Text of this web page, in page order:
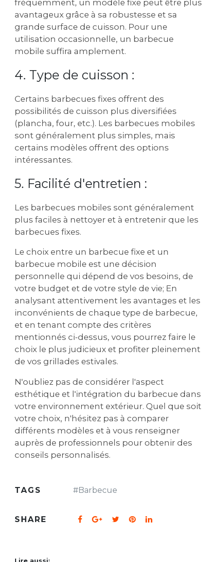
fréquemment, un modèle fixe peut être plus
avantageux grâce à sa robustesse et sa
grande surface de cuisson. Pour une
utilisation occasionnelle, un barbecue
mobile suffira amplement.
4. Type de cuisson :
Certains barbecues fixes offrent des
possibilités de cuisson plus diversifiées
(plancha, four, etc.). Les barbecues mobiles
sont généralement plus simples, mais
certains modèles offrent des options
intéressantes.
5. Facilité d'entretien :
Les barbecues mobiles sont généralement
plus faciles à nettoyer et à entretenir que les
barbecues fixes.
Le choix entre un barbecue fixe et un
barbecue mobile est une décision
personnelle qui dépend de vos besoins, de
votre budget et de votre style de vie; En
analysant attentivement les avantages et les
inconvénients de chaque type de barbecue,
et en tenant compte des critères
mentionnés ci-dessus, vous pourrez faire le
choix le plus judicieux et profiter pleinement
de vos grillades estivales.
N'oubliez pas de considérer l'aspect
esthétique et l'intégration du barbecue dans
votre environnement extérieur. Quel que soit
votre choix, n'hésitez pas à comparer
différents modèles et à vous renseigner
auprès de professionnels pour obtenir des
conseils personnalisés.
TAGS #Barbecue
SHARE
Lire aussi: